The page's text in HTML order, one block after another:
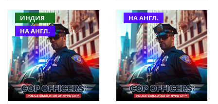
ИНДИЯ
НА АНГЛ.
НА АНГЛ.